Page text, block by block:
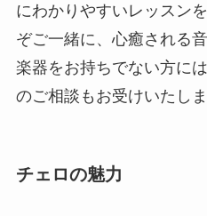
にわかりやすいレッスン
ぞご一緒に、心癒される
楽器をお持ちでない方に
のご相談もお受けいたしま
チェロの魅力